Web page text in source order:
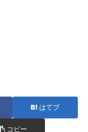
はてブ
コピー